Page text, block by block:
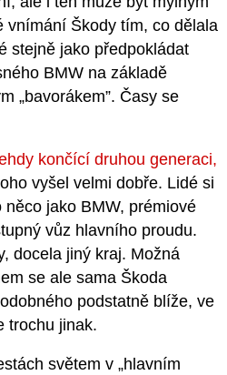
vnímání Škody tím, co dělala
stejně jako předpokládat
BMW na základě
„bavorákem”. Časy se
končící druhou generaci,
vyšel velmi dobře. Lidé si
jako BMW, prémiové
vůz hlavního proudu.
docela jiný kraj. Možná
se ale sama Škoda
podstatně blíže, ve
trochu jinak.
světem v „hlavním